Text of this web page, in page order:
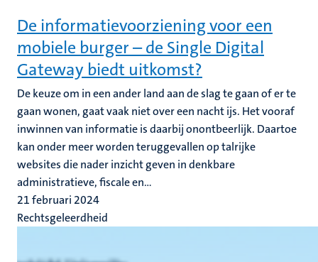
De informatievoorziening voor een
mobiele burger – de Single Digital
Gateway biedt uitkomst?
De keuze om in een ander land aan de slag te gaan of er te
gaan wonen, gaat vaak niet over een nacht ijs. Het vooraf
inwinnen van informatie is daarbij onontbeerlijk. Daartoe
kan onder meer worden teruggevallen op talrijke
websites die nader inzicht geven in denkbare
administratieve, fiscale en...
21 februari 2024
Rechtsgeleerdheid